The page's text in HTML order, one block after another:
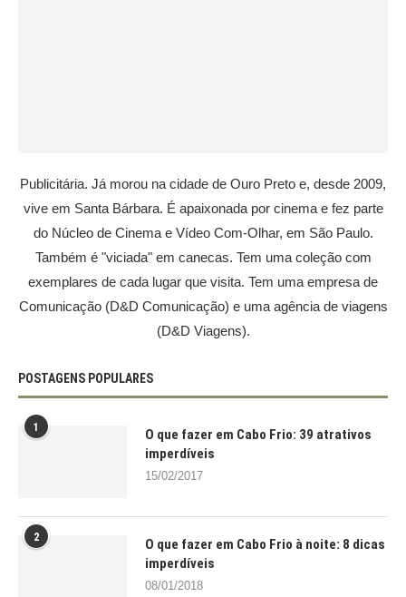
Publicitária. Já morou na cidade de Ouro Preto e, desde 2009,
vive em Santa Bárbara. É apaixonada por cinema e fez parte
do Núcleo de Cinema e Vídeo Com-Olhar, em São Paulo.
Também é "viciada" em canecas. Tem uma coleção com
exemplares de cada lugar que visita. Tem uma empresa de
Comunicação (D&D Comunicação) e uma agência de viagens
(D&D Viagens).
POSTAGENS POPULARES
1
O que fazer em Cabo Frio: 39 atrativos
imperdíveis
15/02/2017
2
O que fazer em Cabo Frio à noite: 8 dicas
imperdíveis
08/01/2018